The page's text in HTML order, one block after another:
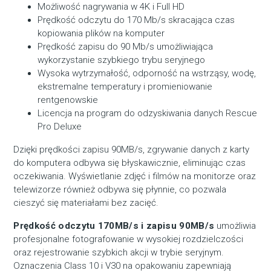
Możliwość nagrywania w 4K i Full HD
Prędkość odczytu do 170 Mb/s skracająca czas
kopiowania plików na komputer
Prędkość zapisu do 90 Mb/s umożliwiająca
wykorzystanie szybkiego trybu seryjnego
Wysoka wytrzymałość, odporność na wstrząsy, wodę,
ekstremalne temperatury i promieniowanie
rentgenowskie
Licencja na program do odzyskiwania danych Rescue
Pro Deluxe
Dzięki prędkości zapisu 90MB/s, zgrywanie danych z karty
do komputera odbywa się błyskawicznie, eliminując czas
oczekiwania. Wyświetlanie zdjęć i filmów na monitorze oraz
telewizorze również odbywa się płynnie, co pozwala
cieszyć się materiałami bez zacięć.
Prędkość odczytu 170MB/s i zapisu 90MB/s umożliwia
profesjonalne fotografowanie w wysokiej rozdzielczości
oraz rejestrowanie szybkich akcji w trybie seryjnym.
Oznaczenia Class 10 i V30 na opakowaniu zapewniają